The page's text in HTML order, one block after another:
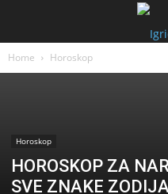
Home Horoskop
Horoskop
HOROSKOP ZA
SVE ZNAKE